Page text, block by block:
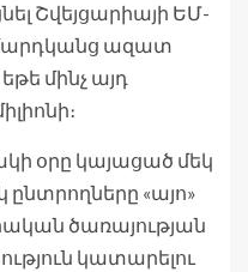
Շվեյցարիայի ԵՄ-
ազատ
մինչ այդ
օրը կայացած մեկ
«այո»
ծառայության
կատարելու